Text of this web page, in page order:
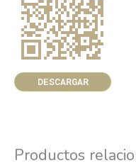
DESCARGAR
Productos